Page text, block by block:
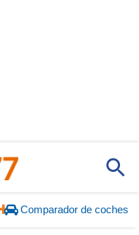
Comparador de coches